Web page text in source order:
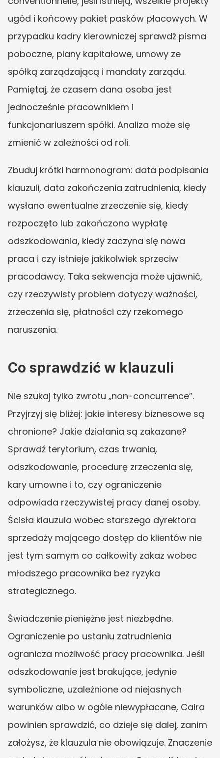
ugód i końcowy pakiet pasków płacowych. W
przypadku kadry kierowniczej sprawdź pisma
poboczne, plany kapitałowe, umowy ze
spółką zarządzającą i mandaty zarządu.
Pamiętaj, że czasem dana osoba jest
jednocześnie pracownikiem i
funkcjonariuszem spółki. Analiza może się
zmienić w zależności od roli.
Zbuduj krótki harmonogram: data podpisania
klauzuli, data zakończenia zatrudnienia, kiedy
wysłano ewentualne zrzeczenie się, kiedy
rozpoczęto lub zakończono wypłatę
odszkodowania, kiedy zaczyna się nowa
praca i czy istnieje jakikolwiek sprzeciw
pracodawcy. Taka sekwencja może ujawnić,
czy rzeczywisty problem dotyczy ważności,
zrzeczenia się, płatności czy rzekomego
naruszenia.
Co sprawdzić w klauzuli
Nie szukaj tylko zwrotu „non-concurrence”.
Przyjrzyj się bliżej: jakie interesy biznesowe są
chronione? Jakie działania są zakazane?
Sprawdź terytorium, czas trwania,
odszkodowanie, procedurę zrzeczenia się,
kary umowne i to, czy ograniczenie
odpowiada rzeczywistej pracy danej osoby.
Ścisła klauzula wobec starszego dyrektora
sprzedaży mającego dostęp do klientów nie
jest tym samym co całkowity zakaz wobec
młodszego pracownika bez ryzyka
strategicznego.
Świadczenie pieniężne jest niezbędne.
Ograniczenie po ustaniu zatrudnienia
ogranicza możliwość pracy pracownika. Jeśli
odszkodowanie jest brakujące, jedynie
symboliczne, uzależnione od niejasnych
warunków albo w ogóle niewypłacane, Caira
powinien sprawdzić, co dzieje się dalej, zanim
założysz, że klauzula nie obowiązuje. Znaczenie